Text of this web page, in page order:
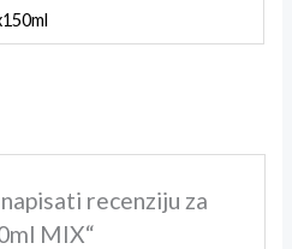
recenziju za
MIX“